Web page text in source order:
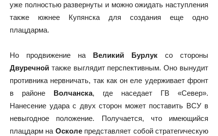
уже полностью развернуты и можно ожидать наступления
также южнее Купянска для создания еще одно
плацдарма.
Но продвижение на Великий Бурлук со стороны
Двуречной также выглядит перспективным. Оно вынудит
противника нервничать, так как он еле удерживает фронт
в районе Волчанска, где наседает ГВ «Север».
Нанесение удара с двух сторон может поставить ВСУ в
невыгодное положение. Получается, что имеющийся
плацдарм на Осколепредставляет собой стратегическую